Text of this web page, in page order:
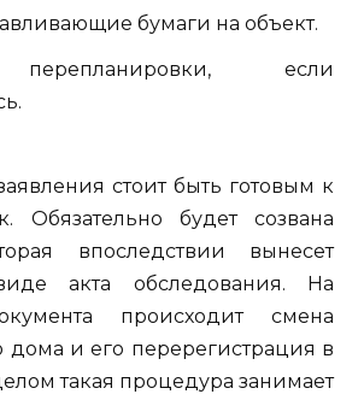
бумаги на объект.
если
стоит быть готовым к
Обязательно будет созвана
впоследствии вынесет
акта обследования. На
происходит смена
дома и его перерегистрация в
такая процедура занимает